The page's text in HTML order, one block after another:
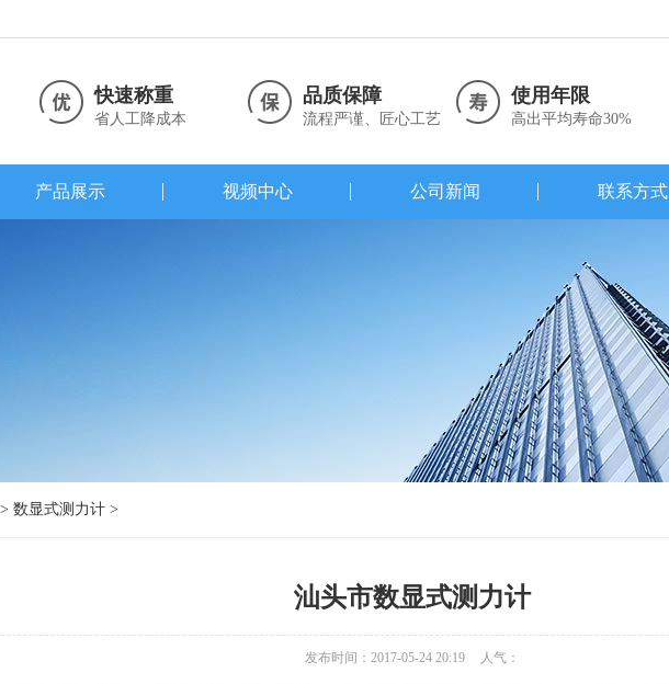
快速称重
省人工降成本
品质保障
流程严谨、匠心工艺
使用年限
高出平均寿命30%
产品展示 视频中心 公司新闻 联系方式
> 数显式测力计 >
汕头市数显式测力计
发布时间：2017-05-24 20:19 人气：